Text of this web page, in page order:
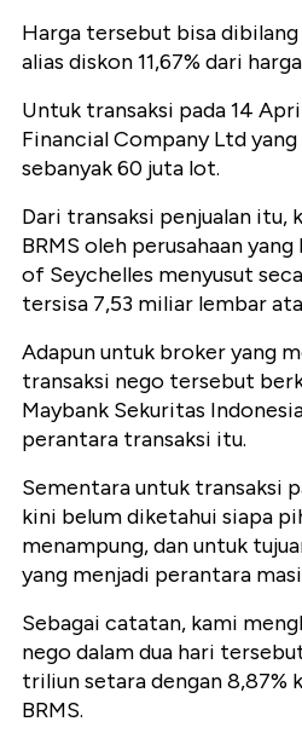
Harga tersebut bisa
alias diskon 11,67% dari
Untuk transaksi pada 14
Financial Company Ltd yang
sebanyak 60 juta lot.
Dari transaksi penjualan itu,
BRMS oleh perusahaan
of Seychelles menyusut
tersisa 7,53 miliar lembar
Adapun untuk broker yang
transaksi nego tersebut
Maybank Sekuritas
perantara transaksi itu.
Sementara untuk transaksi
kini belum diketahui siapa
menampung, dan untuk
yang menjadi perantara
Sebagai catatan, kami
nego dalam dua hari
triliun setara dengan 8,87%
BRMS.